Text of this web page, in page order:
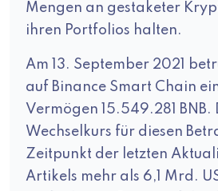
Mengen an gestaketer
ihren Portfolios halten.
Am 13. September 2021
auf Binance Smart Chain
Vermögen 15.549.281 BNB.
Wechselkurs für diesen
Zeitpunkt der letzten
Artikels mehr als 6,1 Mrd.